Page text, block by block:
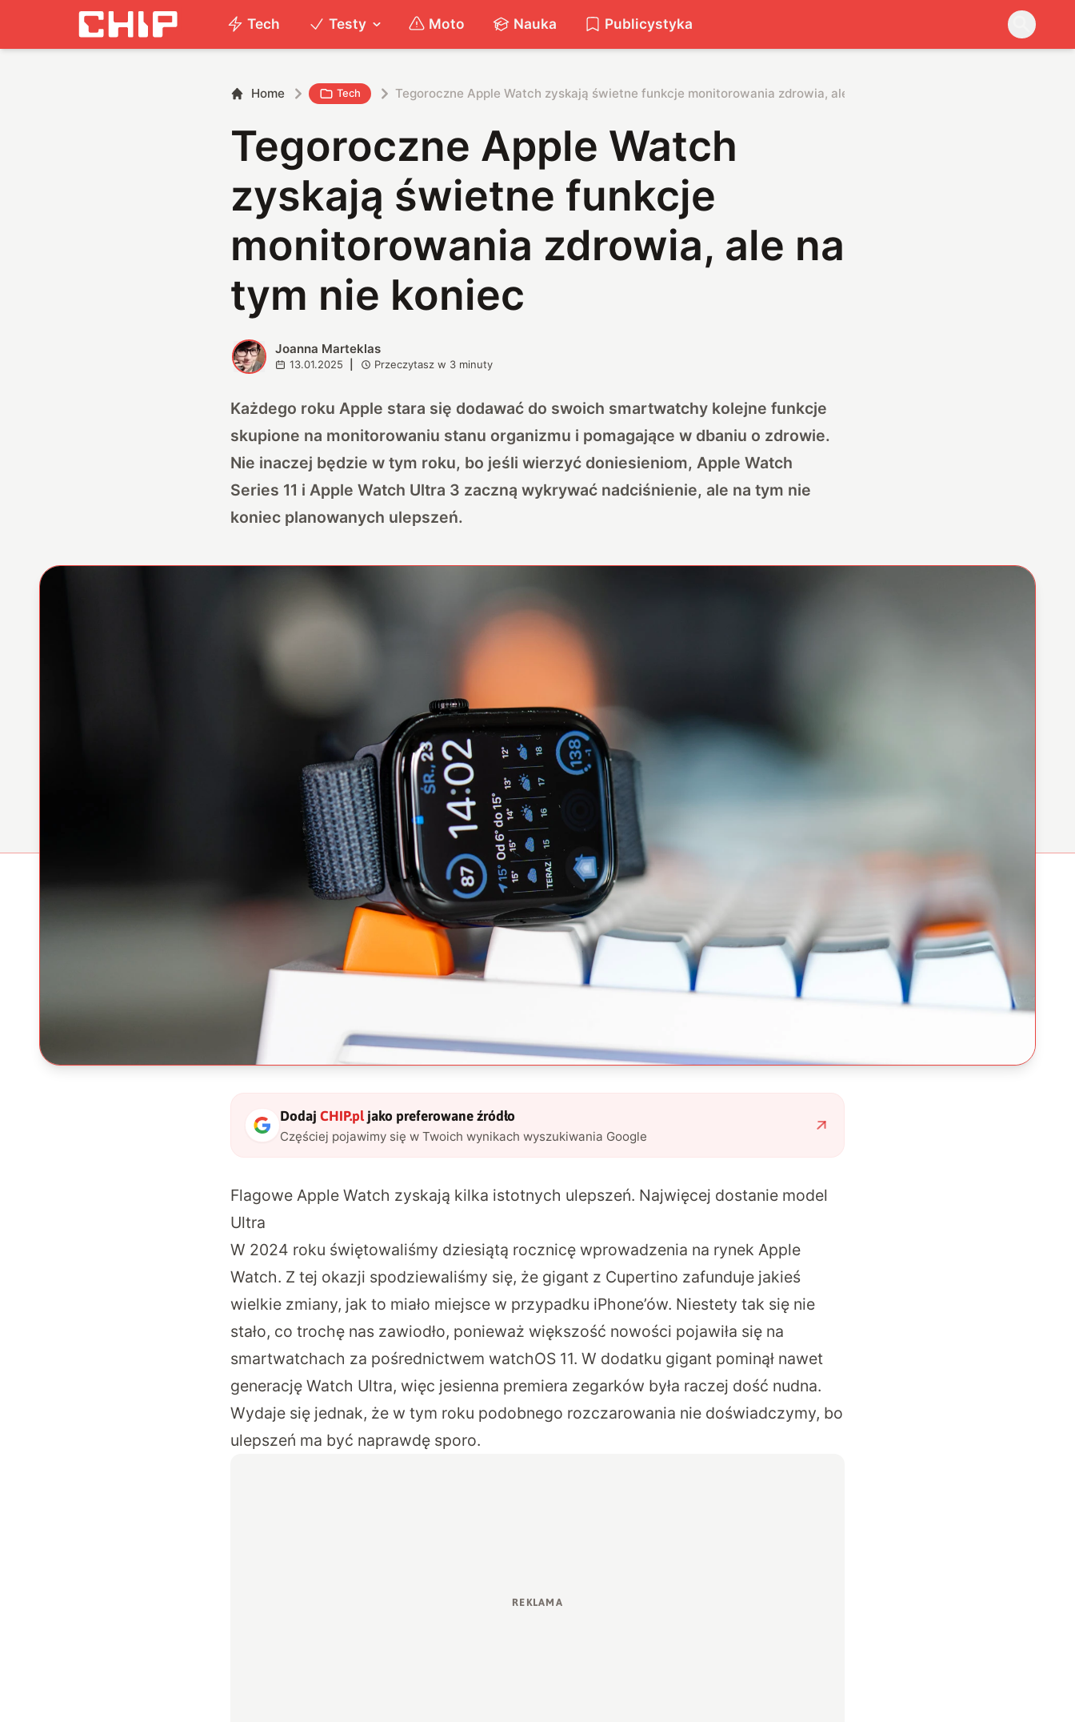
Tech Testy Moto Nauka Publicystyka
Home Tech Tegoroczne Apple Watch zyskają świetne funkcje monitorowania zdrowia, ale na tym nie koniec
Tegoroczne Apple Watch
zyskają świetne funkcje
monitorowania zdrowia, ale na
tym nie koniec
J Joanna Marteklas
13.01.2025 Przeczytasz w 3 minuty
Każdego roku Apple stara się dodawać do swoich smartwatchy kolejne funkcje
skupione na monitorowaniu stanu organizmu i pomagające w dbaniu o zdrowie.
Nie inaczej będzie w tym roku, bo jeśli wierzyć doniesieniom, Apple Watch
Series 11 i Apple Watch Ultra 3 zaczną wykrywać nadciśnienie, ale na tym nie
koniec planowanych ulepszeń.
Dodaj CHIP.pljako preferowane źródło
Częściej pojawimy się w Twoich wynikach wyszukiwania Google
Flagowe Apple Watch zyskają kilka istotnych ulepszeń. Najwięcej dostanie model
Ultra
W 2024 roku świętowaliśmy dziesiątą rocznicę wprowadzenia na rynek Apple
Watch. Z tej okazji spodziewaliśmy się, że gigant z Cupertino zafunduje jakieś
wielkie zmiany, jak to miało miejsce w przypadku iPhone’ów. Niestety tak się nie
stało, co trochę nas zawiodło, ponieważ większość nowości pojawiła się na
smartwatchach za pośrednictwem watchOS 11. W dodatku gigant pominął nawet
generację Watch Ultra, więc jesienna premiera zegarków była raczej dość nudna.
Wydaje się jednak, że w tym roku podobnego rozczarowania nie doświadczymy, bo
ulepszeń ma być naprawdę sporo.